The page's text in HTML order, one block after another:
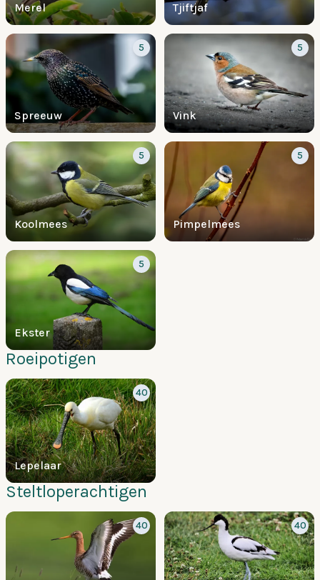
Merel Tjiftjaf
Spreeuw
5
Vink
5
Koolmees
5
Pimpelmees
5
Ekster
5
Roeipotigen
Lepelaar
40
Steltloperachtigen
40 40